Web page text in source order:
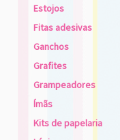
Estojos
Fitas adesivas
Ganchos
Grafites
Grampeadores
Ímãs
Kits de papelaria